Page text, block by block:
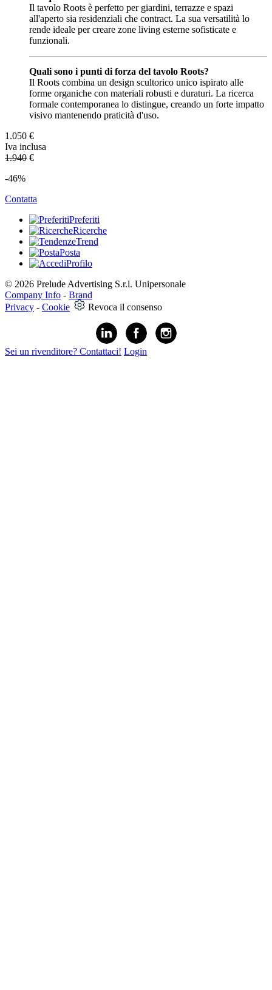
Il tavolo Roots è perfetto per giardini, terrazze e spazi
all'aperto sia residenziali che contract. La sua versatilità lo
rende ideale per creare zone living esterne sofisticate e
funzionali.
Quali sono i punti di forza del tavolo Roots?
Il Roots combina un design scultorico unico ispirato alle
forme organiche con materiali robusti e duraturi. La ricerca
formale contemporanea lo distingue, creando un forte impatto
visivo mantenendo praticità d'uso.
1.050 €
Iva inclusa
1.940 €
-46%
Contatta
Preferiti
Ricerche
Trend
Posta
Profilo
© 2026 Prelude Advertising S.r.l. Unipersonale
Company Info - Brand
Privacy - Cookie Revoca il consenso
Sei un rivenditore? Contattaci! Login